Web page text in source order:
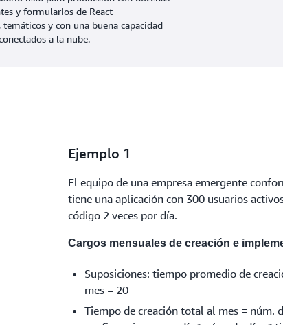
y formularios de React
temáticos y con una buena capacidad
a la nube.
Ejemplo 1
El equipo de una empresa emergente
tiene una aplicación con 300 usuarios
código 2 veces por día.
Cargos mensuales de creación e
Suposiciones: tiempo promedio de
mes = 20
Tiempo de creación total al mes = núm.